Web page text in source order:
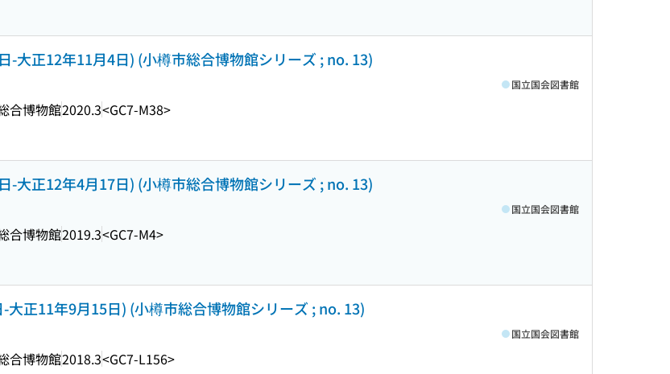
-大正12年11月4日) (小樽市総合博物館シリーズ ; no. 13)
合博物館2020.3<GC7-M38>
国立国会図書館
-大正12年4月17日) (小樽市総合博物館シリーズ ; no. 13)
合博物館2019.3<GC7-M4>
国立国会図書館
正11年9月15日) (小樽市総合博物館シリーズ ; no. 13)
合博物館2018.3<GC7-L156>
国立国会図書館